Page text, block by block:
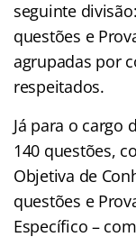
seguinte
questões e
agrupadas por
respeitados.
Já para o cargo
140 questões,
Objetiva de
questões e
Específico –